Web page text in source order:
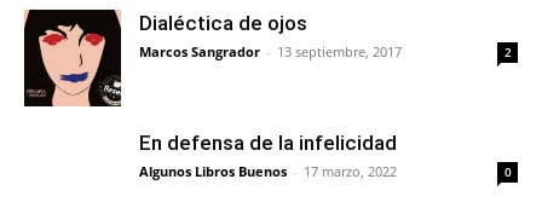
Dialéctica de ojos
Marcos Sangrador - 13 septiembre, 2017 2
En defensa de la infelicidad
Algunos Libros Buenos - 17 marzo, 2022 0